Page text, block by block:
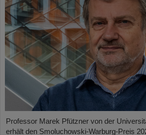
Professor Marek Pfützner von der
erhält den Smoluchowski-Warburg-Preis